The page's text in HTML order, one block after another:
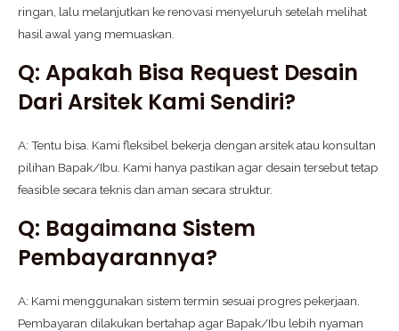
ringan, lalu melanjutkan ke renovasi menyeluruh setelah melihat
hasil awal yang memuaskan.
Q: Apakah Bisa Request Desain
Dari Arsitek Kami Sendiri?
A: Tentu bisa. Kami fleksibel bekerja dengan arsitek atau konsultan
pilihan Bapak/Ibu. Kami hanya pastikan agar desain tersebut tetap
feasible secara teknis dan aman secara struktur.
Q: Bagaimana Sistem
Pembayarannya?
A: Kami menggunakan sistem termin sesuai progres pekerjaan.
Pembayaran dilakukan bertahap agar Bapak/Ibu lebih nyaman